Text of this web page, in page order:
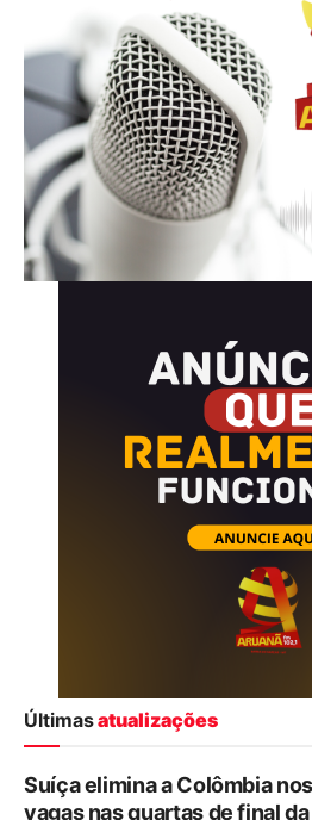
Últimasatualizações
Suíça elimina a Colômbia
vagas nas quartas de final